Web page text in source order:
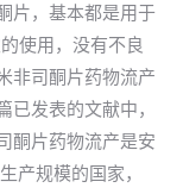
片，基本都是用于
使用，没有不良
非司酮片药物流产
发表的文献中，
酮片药物流产是安
产规模的国家，